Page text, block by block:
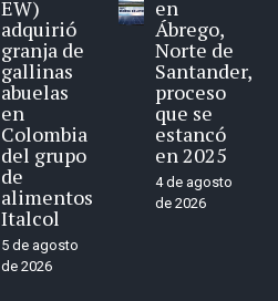
EW)
adquirió
granja de
gallinas
abuelas
en
Colombia
del grupo
de
alimentos
Italcol
5 de agosto
de 2026
en
Ábrego,
Norte de
Santander,
proceso
que se
estancó
en 2025
4 de agosto
de 2026